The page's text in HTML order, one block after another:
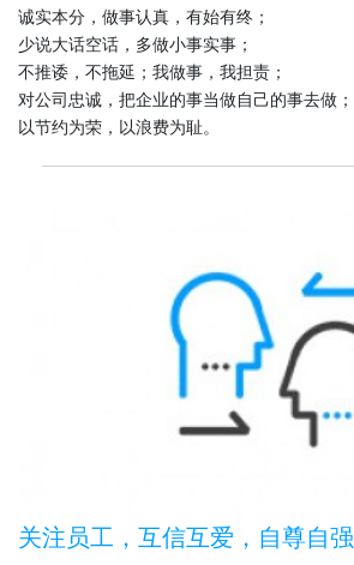
诚实本分，做事认真，有始有终；
少说大话空话，多做小事实事；
不推诿，不拖延；我做事，我担责；
对公司忠诚，把企业的事当做自己的事去做；
以节约为荣，以浪费为耻。
关注员工，互信互爱，自尊自强